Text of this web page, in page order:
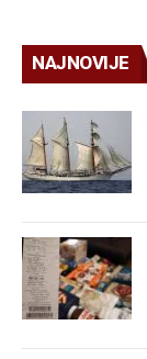
NAJNOVIJE